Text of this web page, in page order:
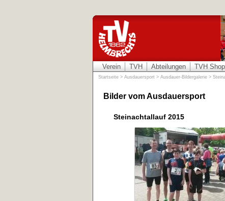
Verein TVH Abteilungen TVH Shop
Startseite > Ausdauersport > Ausdauer-Bildergalerie >
Bilder vom Ausdauersport
Steinachtallauf 2015